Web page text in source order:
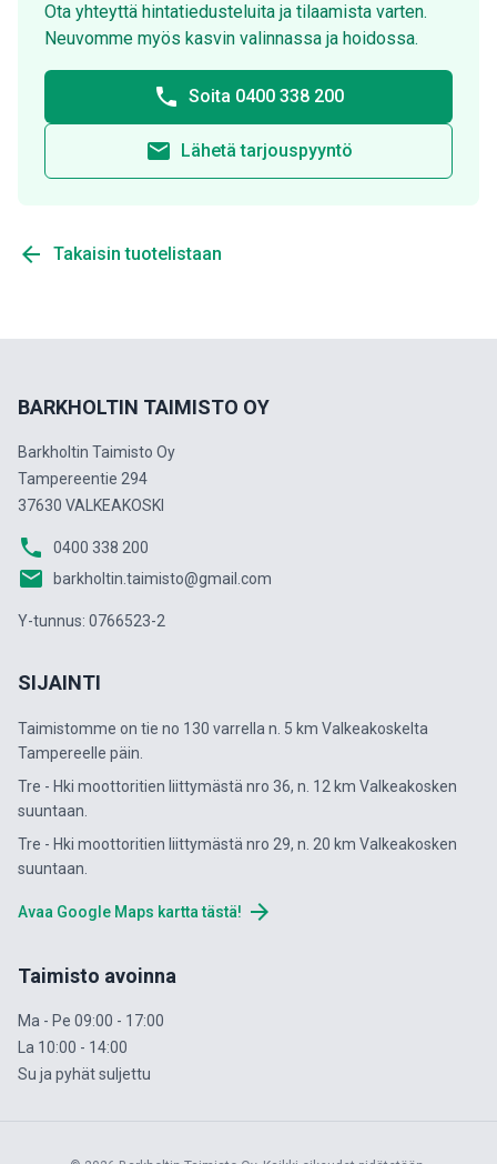
Ota yhteyttä hintatiedusteluita ja tilaamista varten.
Neuvomme myös kasvin valinnassa ja hoidossa.
phone Soita 0400 338 200
email Lähetä tarjouspyyntö
arrow_back Takaisin tuotelistaan
BARKHOLTIN TAIMISTO OY
Barkholtin Taimisto Oy
Tampereentie 294
37630 VALKEAKOSKI
phone 0400 338 200
email barkholtin.taimisto@gmail.com
Y-tunnus: 0766523-2
SIJAINTI
Taimistomme on tie no 130 varrella n. 5 km Valkeakoskelta
Tampereelle päin.
Tre - Hki moottoritien liittymästä nro 36, n. 12 km Valkeakosken
suuntaan.
Tre - Hki moottoritien liittymästä nro 29, n. 20 km Valkeakosken
suuntaan.
Avaa Google Maps kartta tästä! arrow_forward
Taimisto avoinna
Ma - Pe 09:00 - 17:00
La 10:00 - 14:00
Su ja pyhät suljettu